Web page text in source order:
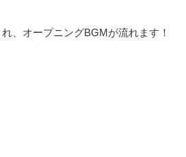
、オープニングBGMが流れます！